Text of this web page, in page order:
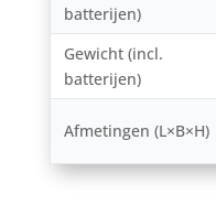
batterijen)
Gewicht (incl.
batterijen)
Afmetingen (L×B×H)